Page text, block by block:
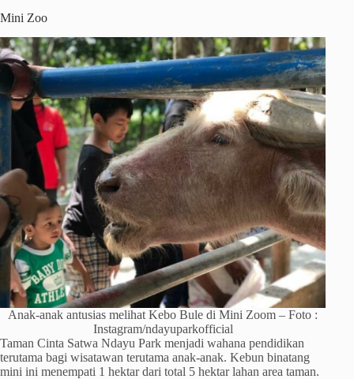
Mini Zoo
Anak-anak antusias melihat Kebo Bule di Mini Zoom – Foto :
Instagram/ndayuparkofficial
Taman Cinta Satwa Ndayu Park menjadi wahana pendidikan
terutama bagi wisatawan terutama anak-anak. Kebun binatang
mini ini menempati 1 hektar dari total 5 hektar lahan area taman.